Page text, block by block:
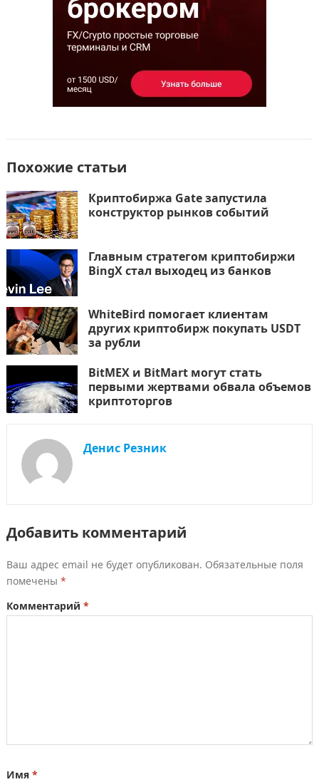
Похожие статьи
Криптобиржа Gate запустила
конструктор рынков событий
Главным стратегом криптобиржи
BingX стал выходец из банков
WhiteBird помогает клиентам
других криптобирж покупать USDT
за рубли
BitMEX и BitMart могут стать
первыми жертвами обвала объемов
криптоторгов
Денис Резник
Добавить комментарий
Ваш адрес email не будет опубликован. Обязательные поля
помечены *
Комментарий *
Имя *